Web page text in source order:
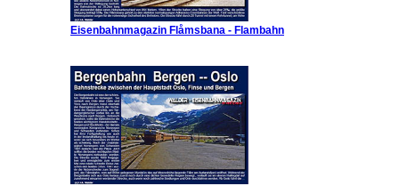
Eisenbahnmagazin Flåmsbana - Flambahn